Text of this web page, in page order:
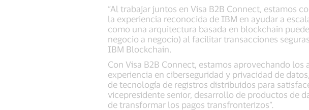
“Al trabajar juntos en Visa B2B Connect, estamos
la experiencia reconocida de IBM en ayudar a
como una arquitectura basada en blockchain
negocio a negocio) al facilitar transacciones
IBM Blockchain.
Con Visa B2B Connect, estamos aprovechando
experiencia en ciberseguridad y privacidad de
de tecnología de registros distribuidos para
vicepresidente senior, desarrollo de productos de
de transformar los pagos transfronterizos”.